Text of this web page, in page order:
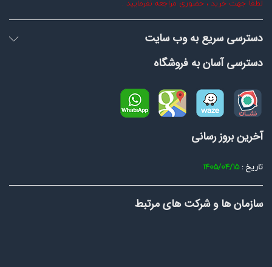
لطفا جهت خرید ، حضوری مراجعه نفرمایید .
دسترسی سریع به وب سایت
دسترسی آسان به فروشگاه
آخرین بروز رسانی
تاریخ :1405/04/15
سازمان ها و شرکت های مرتبط